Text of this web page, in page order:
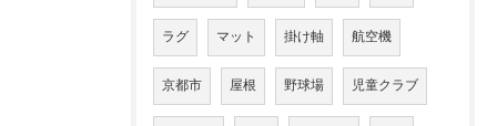
ラグ マット 掛け軸 航空機
京都市 屋根 野球場 児童クラブ